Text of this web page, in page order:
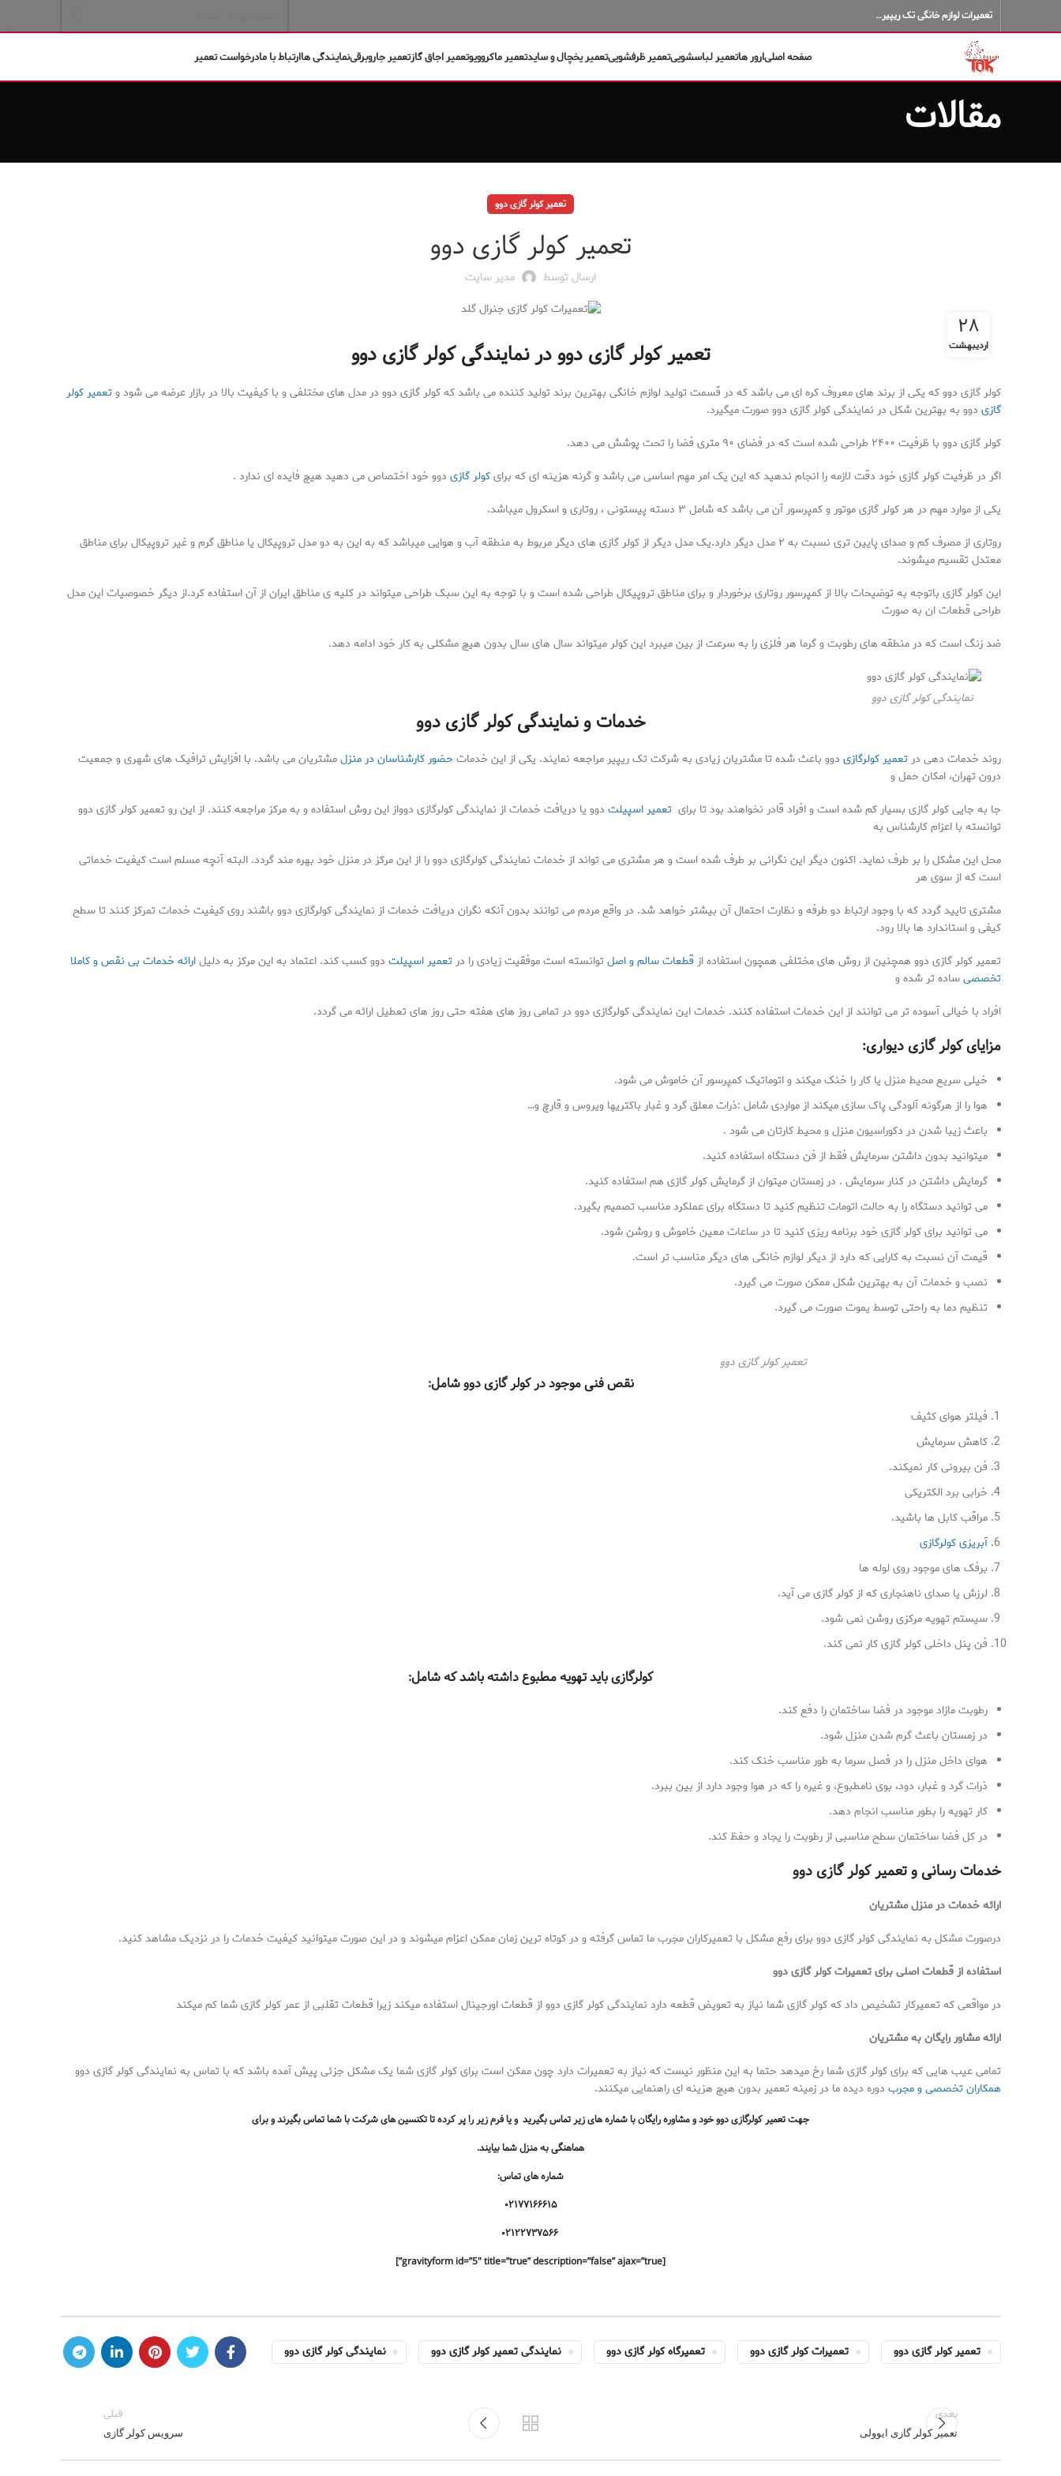
تعمیرات لوازم خانگی تک ریپیر…
صفحه اصلیارور هاتعمیر لباسشوییتعمیر ظرفشوییتعمیر یخچال و سایدتعمیر ماکروویوتعمیر اجاق گازتعمیر جاروبرقینمایندگی هاارتباط با مادرخواست تعمیر
مقالات
تعمیر کولر گازی دوو
تعمیر کولر گازی دوو
ارسال توسط مدیر سایت
۲۸
اردیبهشت تعمیر کولر گازی دوو در نمایندگی کولر گازی دوو
کولر گازی دوو که یکی از برند های معروف کره ای می باشد که در قسمت تولید لوازم خانگی بهترین برند تولید کننده می باشد که کولر گازی دوو در مدل های مختلفی و با کیفیت بالا در بازار عرضه می شود وتعمیر کولر
گازی دوو به بهترین شکل در نمایندگی کولر گازی دوو صورت میگیرد.
کولر گازی دوو با ظرفیت ۲۴۰۰ طراحی شده است که در فضای ۹۰ متری فضا را تحت پوشش می دهد.
اگر در ظرفیت کولر گازی خود دقت لازمه را انجام ندهید که این یک امر مهم اساسی می باشد و گرنه هزینه ای که برایکولر گازی دوو خود اختصاص می دهید هیچ فایده ای ندارد .
یکی از موارد مهم در هر کولر گازی موتور و کمپرسور آن می باشد که شامل ۳ دسته پیستونی ، روتاری و اسکرول میباشد.
روتاری از مصرف کم و صدای پایین تری نسبت به ۲ مدل دیگر دارد.یک مدل دیگر از کولر گازی های دیگر مربوط به منطقه آب و هوایی میباشد که به این به دو مدل تروپیکال یا مناطق گرم و غیر تروپیکال برای مناطق
معتدل تقسیم میشوند.
این کولر گازی باتوجه به توضیحات بالا از کمپرسور روتاری برخوردار و برای مناطق تروپیکال طراحی شده است و با توجه به این سبک طراحی میتواند در کلیه ی مناطق ایران از آن استفاده کرد.از دیگر خصوصیات این مدل
طراحی قطعات ان به صورت
ضد زنگ است که در منطقه های رطوبت و گرما هر فلزی را به سرعت از بین میبرد این کولر میتواند سال های سال بدون هیچ مشکلی به کار خود ادامه دهد.
نمایندگی کولر گازی دوو
خدمات و نمایندگی کولر گازی دوو
روند خدمات دهی درتعمیر کولرگازی دوو باعث شده تا مشتریان زیادی به شرکت تک ریپیر مراجعه نمایند. یکی از این خدمات حضور کارشناسان در منزلمشتریان می باشد. با افزایش ترافیک های شهری و جمعیت
درون تهران، امکان حمل و
جا به جایی کولر گازی بسیار کم شده است و افراد قادر نخواهند بود تا برای تعمیر اسپیلت دوو یا دریافت خدمات از نمایندگی کولرگازی دوواز این روش استفاده و به مرکز مراجعه کنند. از این رو تعمیر کولر گازی دوو
توانسته با اعزام کارشناس به
محل این مشکل را بر طرف نماید. اکنون دیگر این نگرانی بر طرف شده است و هر مشتری می تواند از خدمات نمایندگی کولرگازی دوو را از این مرکز در منزل خود بهره مند گردد. البته آنچه مسلم است کیفیت خدماتی
است که از سوی هر
مشتری تایید گردد که با وجود ارتباط دو طرفه و نظارت احتمال آن بیشتر خواهد شد. در واقع مردم می توانند بدون آنکه نگران دریافت خدمات از نمایندگی کولرگازی دوو باشند روی کیفیت خدمات تمرکز کنند تا سطح
کیفی و استاندارد ها بالا رود.
تعمیر کولر گازی دوو همچنین از روش های مختلفی همچون استفاده از قطعات سالم و اصل توانسته است موفقیت زیادی را درتعمیر اسپیلت دوو کسب کند. اعتماد به این مرکز به دلیلارائه خدمات بی نقص و کاملا
تخصصیساده تر شده و
افراد با خیالی آسوده تر می توانند از این خدمات استفاده کنند. خدمات این نمایندگی کولرگازی دوو در تمامی روز های هفته حتی روز های تعطیل ارائه می گردد.
مزایای کولر گازی دیواری:
خیلی سریع محیط منزل یا کار را خنک میکند و اتوماتیک کمپرسور آن خاموش می شود.
هوا را از هرگونه آلودگی پاک سازی میکند از مواردی شامل :ذرات معلق گرد و غبار باکتریها ویروس و قارچ و…
باعث زیبا شدن در دکوراسیون منزل و محیط کارتان می شود .
میتوانید بدون داشتن سرمایش فقط از فن دستگاه استفاده کنید.
گرمایش داشتن در کنار سرمایش . در زمستان میتوان از گرمایش کولر گازی هم استفاده کنید.
می توانید دستگاه را به حالت اتومات تنظیم کنید تا دستگاه برای عملکرد مناسب تصمیم بگیرد.
می توانید برای کولر گازی خود برنامه ریزی کنید تا در ساعات معین خاموش و روشن شود.
قیمت آن نسبت به کارایی که دارد از دیگر لوازم خانگی های دیگر مناسب تر است.
نصب و خدمات آن به بهترین شکل ممکن صورت می گیرد.
تنظیم دما به راحتی توسط یموت صورت می گیرد.
تعمیر کولر گازی دوو
نقص فنی موجود در کولر گازی دوو شامل:
فیلتر هوای کثیف
کاهش سرمایش
فن بیرونی کار نمیکند.
خرابی برد الکتریکی
مراقب کابل ها باشید.
آبریزی کولرگازی
برفک های موجود روی لوله ها
لرزش یا صدای ناهنجاری که از کولر گازی می آید.
سیستم تهویه مرکزی روشن نمی شود.
فن پنل داخلی کولر گازی کار نمی کند.
کولرگازی باید تهویه مطبوع داشته باشد که شامل:
رطوبت مازاد موجود در فضا ساختمان را دفع کند.
در زمستان باعث گرم شدن منزل شود.
هوای داخل منزل را در فصل سرما به طور مناسب خنک کند.
ذرات گرد و غبار، دود، بوی نامطبوع، و غیره را که در هوا وجود دارد از بین ببرد.
کار تهویه را بطور مناسب انجام دهد.
در کل فضا ساختمان سطح مناسبی از رطوبت را یجاد و حفظ کند.
خدمات رسانی و تعمیر کولر گازی دوو
ارائه خدمات در منزل مشتریان
درصورت مشکل به نمایندگی کولر گازی دوو برای رفع مشکل با تعمیرکاران مجرب ما تماس گرفته و در کوتاه ترین زمان ممکن اعزام میشوند و در این صورت میتوانید کیفیت خدمات را در نزدیک مشاهد کنید.
استفاده از قطعات اصلی برای تعمیرات کولر گازی دوو
در مواقعی که تعمیرکار تشخیص داد که کولر گازی شما نیاز به تعویض قطعه دارد نمایندگی کولر گازی دوو از قطعات اورجینال استفاده میکند زیرا قطعات تقلبی از عمر کولر گازی شما کم میکند
ارائه مشاور رایگان به مشتریان
تمامی عیب هایی که برای کولر گازی شما رخ میدهد حتما به این منظور نیست که نیاز به تعمیرات دارد چون ممکن است برای کولر گازی شما یک مشکل جزئی پیش آمده باشد که با تماس به نمایندگی کولر گازی دوو
همکاران تخصصی و مجرب دوره دیده ما در زمینه تعمیر بدون هیچ هزینه ای راهنمایی میکنند.
جهت تعمیر کولرگازی دوو خود و مشاوره رایگان با شماره های زیر تماس بگیرید و یا فرم زیر را پر کرده تا تکنسین های شرکت با شما تماس بگیرند و برای
هماهنگی به منزل شما بیایند.
شماره های تماس:
۰۲۱۷۷۱۶۶۶۱۵
۰۲۱۲۲۷۳۷۵۶۶
[gravityform id=”5″ title=”true” description=”false” ajax=”true”]
تعمیر کولر گازی دوو تعمیرات کولر گازی دوو تعمیرگاه کولر گازی دوو نمایندگی تعمیر کولر گازی دوو نمایندگی کولر گازی دوو
بعدی
تعمیر کولر گازی ایوولی
قبلی
سرویس کولر گازی